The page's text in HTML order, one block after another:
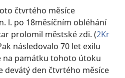
čtvrtého měsíce
l. po 18měsíčním obléhání
prolomil městské zdi. (2Kr
následovalo 70 let exilu
na památku tohoto útoku
devátý den čtvrtého měsíce